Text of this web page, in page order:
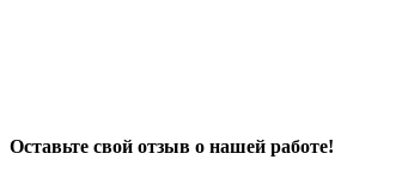
Оставьте свой отзыв о нашей работе!